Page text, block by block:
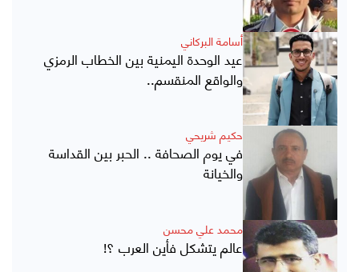
أسامة البركاني
عيد الوحدة اليمنية بين الخطاب الرمزي
والواقع المنقسم..
حكيم شريحي
في يوم الصحافة .. الحبر بين القداسة
والخيانة
محمد علي محسن
عالم يتشكل فأين العرب ؟!